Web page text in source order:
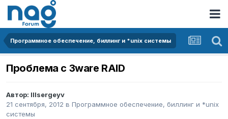
Программное обеспечение, биллинг и *unix системы
Проблема с 3ware RAID
Автор: lllsergeyv
21 сентября, 2012 в Программное обеспечение, биллинг и *unix
системы